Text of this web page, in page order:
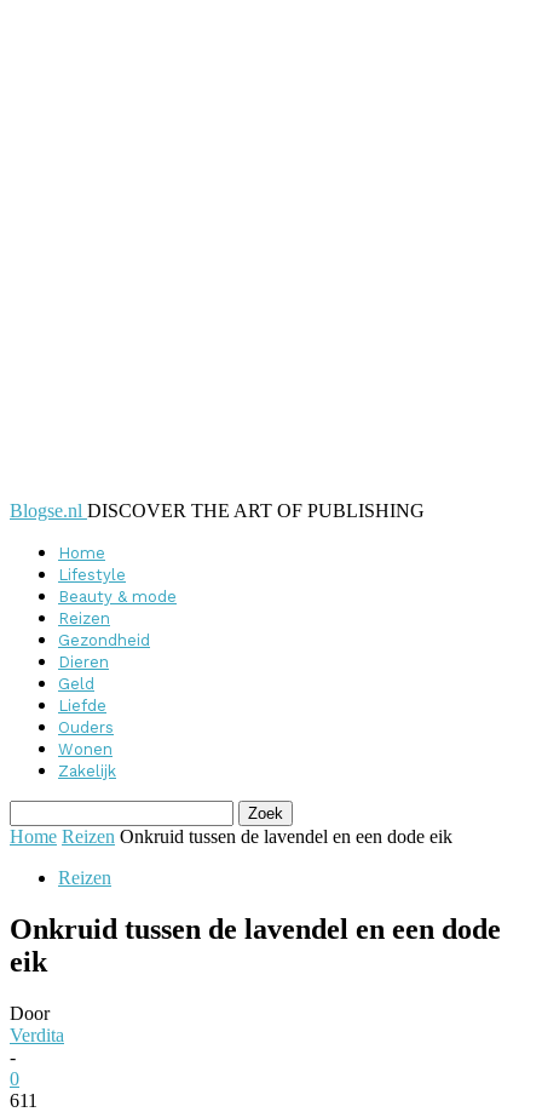
Blogse.nl DISCOVER THE ART OF PUBLISHING
Home
Lifestyle
Beauty & mode
Reizen
Gezondheid
Dieren
Geld
Liefde
Ouders
Wonen
Zakelijk
Home Reizen Onkruid tussen de lavendel en een dode eik
Reizen
Onkruid tussen de lavendel en een dode
eik
Door
Verdita
-
0
611